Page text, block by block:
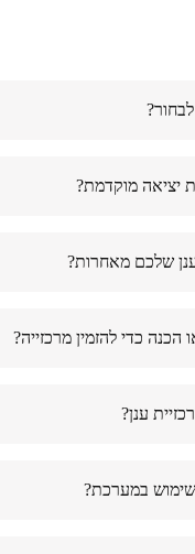
יציאה מוקדמת?
שלכם מאחרות?
כדי להזמין מרכזייה?
ענן?
במערכת?